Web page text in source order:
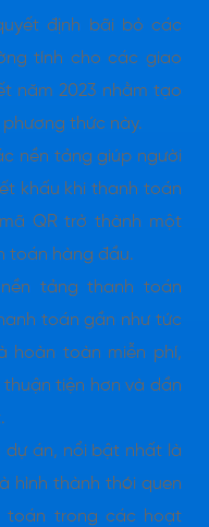
định bãi bỏ các
tính cho các giao
năm 2023 nhằm tạo
thức này.
nền tảng giúp người
khấu khi thanh toán
QR trở thành một
toán hàng đầu.
tảng thanh toán
toán gần như tức
hoàn toàn miễn phí,
tiện hơn và dần
dự án, nổi bật nhất là
hình thành thói quen
toán trong các hoạt